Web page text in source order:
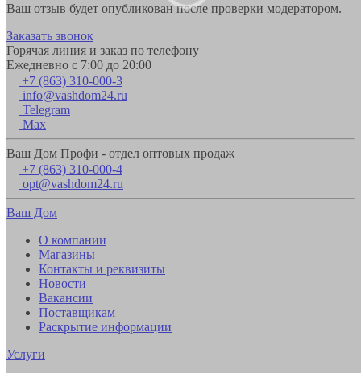
Ваш отзыв будет опубликован после проверки модератором.
Заказать звонок
Горячая линия и заказ по телефону
Ежедневно с 7:00 до 20:00
+7 (863) 310-000-3
info@vashdom24.ru
Telegram
Max
Ваш Дом Профи - отдел оптовых продаж
+7 (863) 310-000-4
opt@vashdom24.ru
Ваш Дом
О компании
Магазины
Контакты и реквизиты
Новости
Вакансии
Поставщикам
Раскрытие информации
Услуги